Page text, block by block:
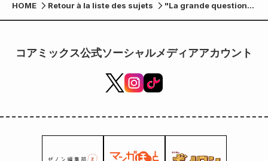
HOME Retour à la liste des sujets
"La grande question
de 100 millions de
Television Le 7ème
コアミックス公式ソーシャルメディアアカウント